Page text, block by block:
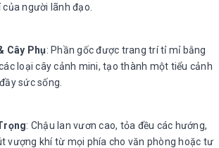
người lãnh đạo.
Cây Phụ: Phần gốc được trang trí tỉ mỉ bằng
loại cây cảnh mini, tạo thành một tiểu cảnh
sức sống.
: Chậu lan vươn cao, tỏa đều các hướng,
vượng khí từ mọi phía cho văn phòng hoặc tư